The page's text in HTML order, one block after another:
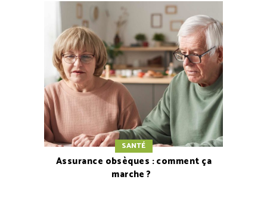
SANTÉ
Assurance obsèques : comment ça
marche ?